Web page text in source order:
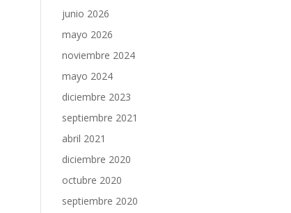
junio 2026
mayo 2026
noviembre 2024
mayo 2024
diciembre 2023
septiembre 2021
abril 2021
diciembre 2020
octubre 2020
septiembre 2020